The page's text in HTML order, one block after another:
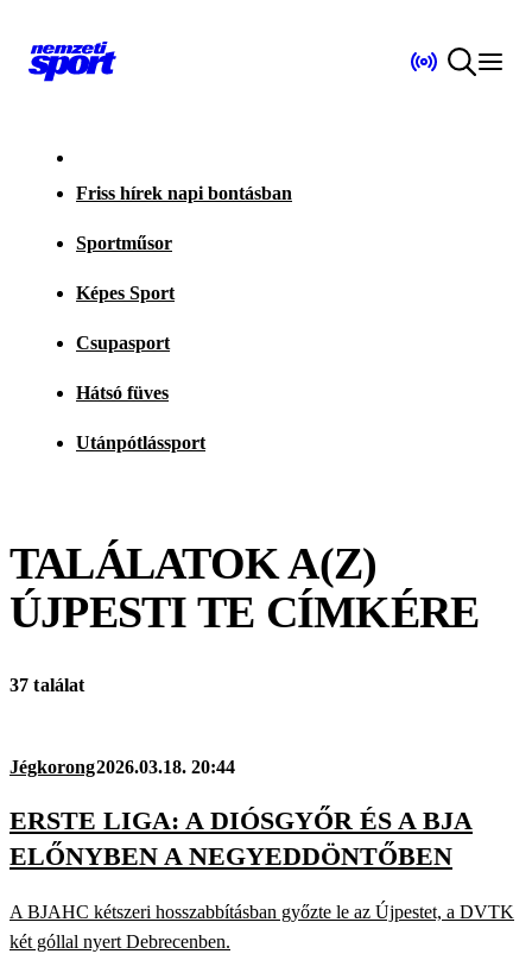
Friss hírek napi bontásban
Sportműsor
Képes Sport
Csupasport
Hátsó füves
Utánpótlássport
TALÁLATOK A(Z)
ÚJPESTI TE CÍMKÉRE
37 találat
Jégkorong2026.03.18. 20:44
ERSTE LIGA: A DIÓSGYŐR ÉS A BJA
ELŐNYBEN A NEGYEDDÖNTŐBEN
A BJAHC kétszeri hosszabbításban győzte le az Újpestet, a DVTK
két góllal nyert Debrecenben.